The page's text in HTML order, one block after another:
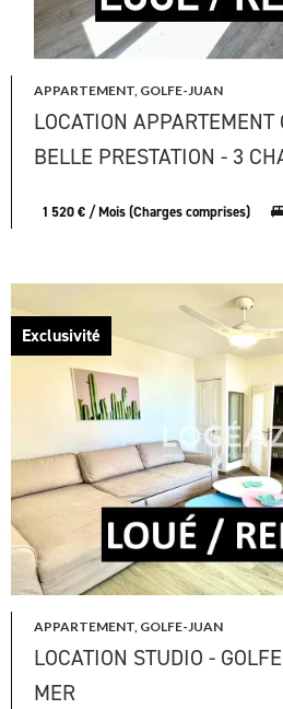
APPARTEMENT, GOLFE-JUAN
LOCATION
BELLE PRESTATION - 3
1 520 € / Mois (Charges comprises)
APPARTEMENT, GOLFE-JUAN
LOCATION STUDIO -
MER
Exclusivité